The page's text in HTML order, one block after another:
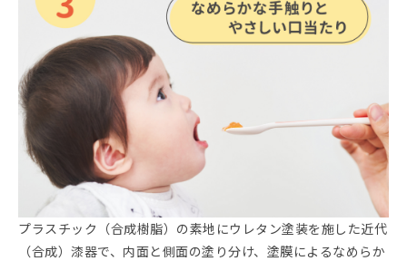
プラスチック（合成樹脂）の素地にウレタン塗装を施した近代
（合成）漆器で、内面と側面の塗り分け、塗膜によるなめらか